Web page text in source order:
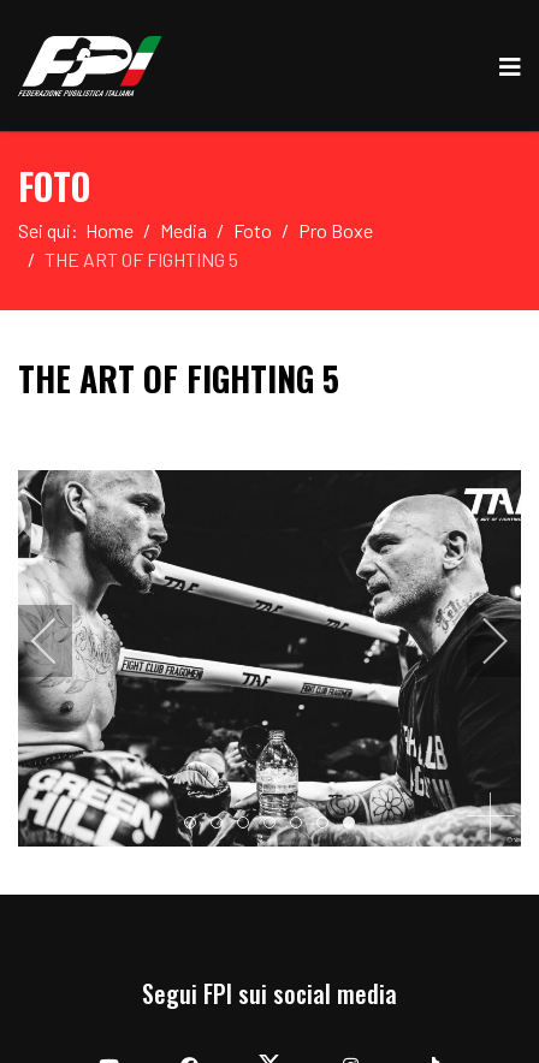
FOTO
Sei qui: Home Media Foto
Pro Boxe
THE ART OF FIGHTING 5
THE ART OF FIGHTING 5
Item 0Item 1Item 2Item 3Item 4Item 5Item 6
Segui FPI sui social media